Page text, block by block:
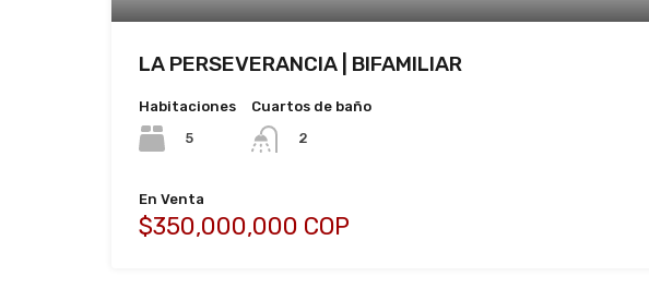
LA PERSEVERANCIA | BIFAMILIAR
Habitaciones
5
Cuartos de baño
2
En Venta
$350,000,000 COP